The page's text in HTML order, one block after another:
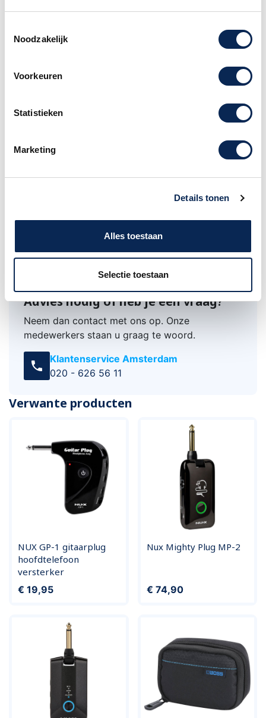
Noodzakelijk
Voorkeuren
Statistieken
Marketing
Details tonen
Alles toestaan
Selectie toestaan
• Download en deel Livesets met BOSS Tone
Exchange
Setting-data van Katana gitaar- en
• Oplaadbare batterij voor maximaal vijf uur
non-stop werking
muziekproductiesoftware op een computer of
• Draadloze externe voetbediening via het
expressiepedaal en de FS-1-WL draadloze
voetschakelaar
Advies nodig of heb je een vraag?
Neem dan contact met ons op. Onze
medewerkers staan u graag te woord.
call
Klantenservice Amsterdam
020 - 626 56 11
Verwante producten
NUX GP-1 gitaarplug
hoofdtelefoon
versterker
Prijs
€ 19,95
Nux Mighty Plug MP-2
Prijs
€ 74,90